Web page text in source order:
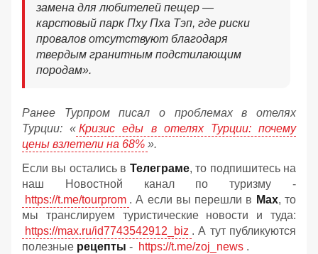
замена для любителей пещер —
карстовый парк Пху Пха Тэп, где риски
провалов отсутствуют благодаря
твердым гранитным подстилающим
породам».
Ранее Турпром писал о проблемах в отелях
Турции: « Кризис еды в отелях Турции: почему
цены взлетели на 68% ».
Если вы остались в Телеграме, то подпишитесь на
наш Новостной канал по туризму -
https://t.me/tourprom . А если вы перешли в Мах, то
мы транслируем туристические новости и туда:
https://max.ru/id7743542912_biz . А тут публикуются
полезные рецепты - https://t.me/zoj_news .